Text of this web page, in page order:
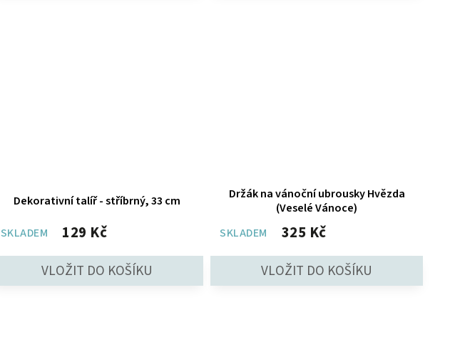
Dekorativní talíř - stříbrný, 33 cm
SKLADEM 129 Kč
Držák na vánoční ubrousky Hvězda
(Veselé Vánoce)
SKLADEM
325 Kč